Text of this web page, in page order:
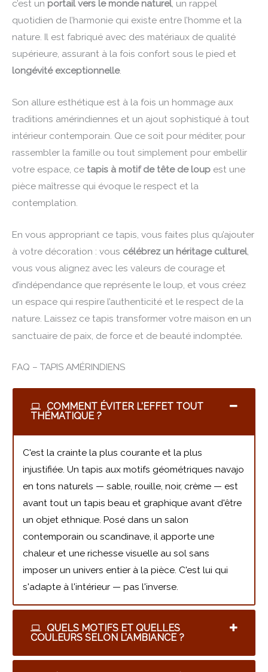
c’est un portail vers le monde naturel, un rappel
quotidien de l’harmonie qui existe entre l’homme et la
nature. Il est fabriqué avec des matériaux de qualité
supérieure, assurant à la fois confort sous le pied et
longévité exceptionnelle.
Son allure esthétique est à la fois un hommage aux
traditions amérindiennes et un ajout sophistiqué à tout
intérieur contemporain. Que ce soit pour méditer, pour
rassembler la famille ou tout simplement pour embellir
votre espace, ce tapis à motif de tête de loup est une
pièce maîtresse qui évoque le respect et la
contemplation.
En vous appropriant ce tapis, vous faites plus qu’ajouter
à votre décoration : vous célébrez un héritage culturel,
vous vous alignez avec les valeurs de courage et
d’indépendance que représente le loup, et vous créez
un espace qui respire l’authenticité et le respect de la
nature. Laissez ce tapis transformer votre maison en un
sanctuaire de paix, de force et de beauté indomptée.
FAQ – TAPIS AMÉRINDIENS
COMMENT ÉVITER L'EFFET TOUT
THÉMATIQUE ?
C'est la crainte la plus courante et la plus
injustifiée. Un tapis aux motifs géométriques navajo
en tons naturels — sable, rouille, noir, crème — est
avant tout un tapis beau et graphique avant d'être
un objet ethnique. Posé dans un salon
contemporain ou scandinave, il apporte une
chaleur et une richesse visuelle au sol sans
imposer un univers entier à la pièce. C'est lui qui
s'adapte à l'intérieur — pas l'inverse.
QUELS MOTIFS ET QUELLES
COULEURS SELON L'AMBIANCE ?